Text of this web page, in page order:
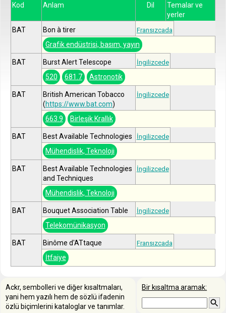
Kod Anlam Dil
Temalar ve
yerler
BAT
Bon à tirer Fransızcada
Grafik endüstrisi, basım, yayın
BAT Burst Alert Telescope İngilizcede
520 681.7 Astronotik
BAT
British American Tobacco
(https://www.bat.com)
İngilizcede
663.9 Birleşik Krallık
BAT Best Available Technologies İngilizcede
Mühendislik, Teknoloji
BAT
Best Available Technologies
and Techniques
İngilizcede
Mühendislik, Teknoloji
BAT Bouquet Association Table İngilizcede
Telekomünikasyon
BAT Binôme d'ATtaque Fransızcada
İtfaiye
Bir kısaltma aramak:
Ackr, sembolleri ve diğer kısaltmaları,
yani hem yazılı hem de sözlü ifadenin
özlü biçimlerini kataloglar ve tanımlar.